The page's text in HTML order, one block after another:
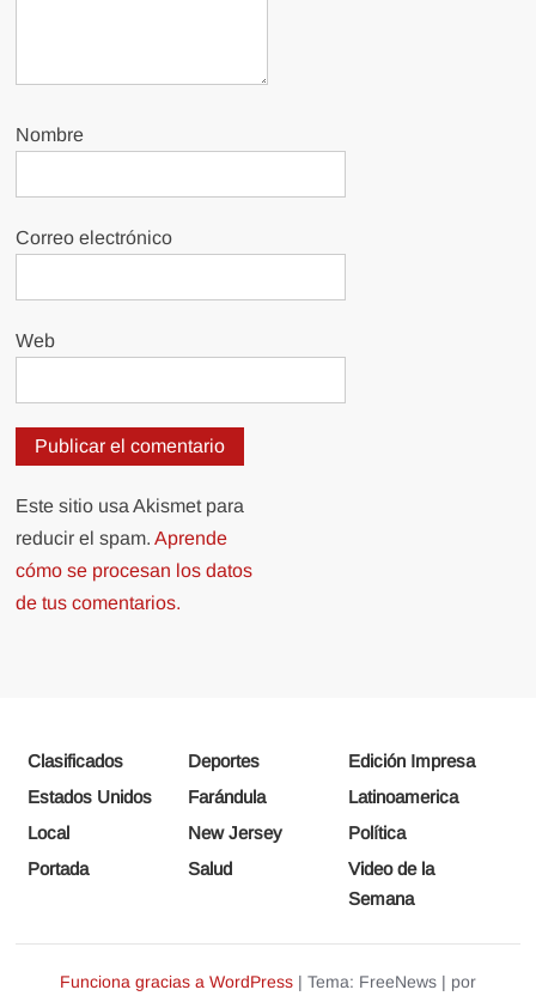
Nombre
Correo electrónico
Web
Este sitio usa Akismet para
reducir el spam.Aprende
cómo se procesan los datos
de tus comentarios.
Clasificados Deportes
Edición Impresa
Estados Unidos
Farándula
Latinoamerica
Local
New Jersey
Política
Portada
Salud
Video de la
Semana
Funciona gracias a WordPress | Tema: FreeNews | por